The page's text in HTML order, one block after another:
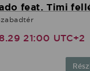
feat. Timi
21:00 UTC+2